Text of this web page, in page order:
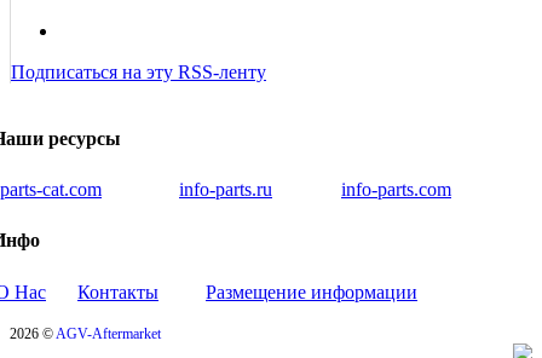
Подписаться на эту RSS-ленту
ресурсы
cat.com info-parts.ru info-parts.com
Нас Контакты Размещение информации
2026 ©AGV-Aftermarket